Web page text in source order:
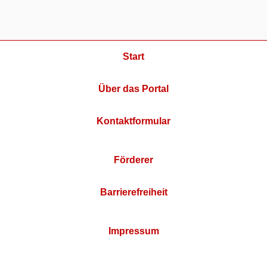
Start
Über das Portal
Kontaktformular
Förderer
Barrierefreiheit
Impressum